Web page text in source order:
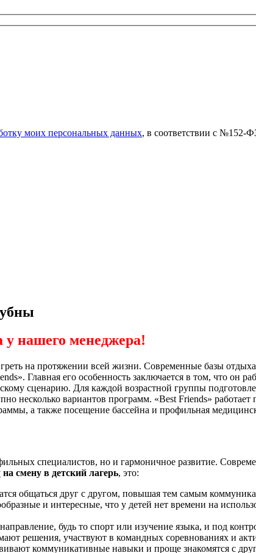
моих персональных данных, в соответствии с №152-
у нашего менеджера!
на протяжении всей жизни. Современные базы
Главная его особенность заключается в том, что он
сценарию. Для каждой возрастной группы
несколько вариантов программ. «Best Friends»
а также посещение бассейна и профильная
специалистов, но и гармоничное развитие.
на смену в детский лагерь, это:
общаться друг с другом, повышая тем самым
и интересные, что у детей нет времени на
будь то спорт или изучение языка, и под
решения, участвуют в командных соревнованиях и
коммуникативные навыки и проще знакомятся с